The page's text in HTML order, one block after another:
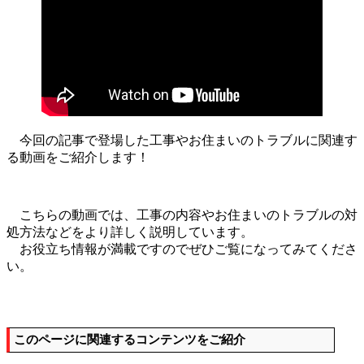
今回の記事で登場した工事やお住まいのトラブルに関連す
る動画をご紹介します！
こちらの動画では、工事の内容やお住まいのトラブルの対
処方法などをより詳しく説明しています。
お役立ち情報が満載ですのでぜひご覧になってみてくださ
い。
このページに関連するコンテンツをご紹介